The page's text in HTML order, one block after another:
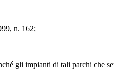
n. 162;
gli impianti di tali parchi che